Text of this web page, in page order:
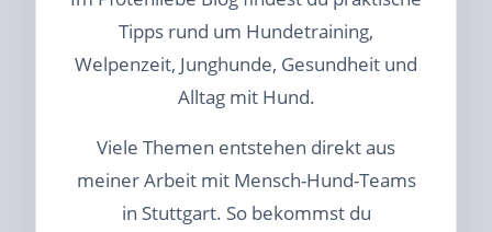
Tipps rund um Hundetraining,
Welpenzeit, Junghunde, Gesundheit und
Alltag mit Hund.
Viele Themen entstehen direkt aus
meiner Arbeit mit Mensch-Hund-Teams
in Stuttgart. So bekommst du